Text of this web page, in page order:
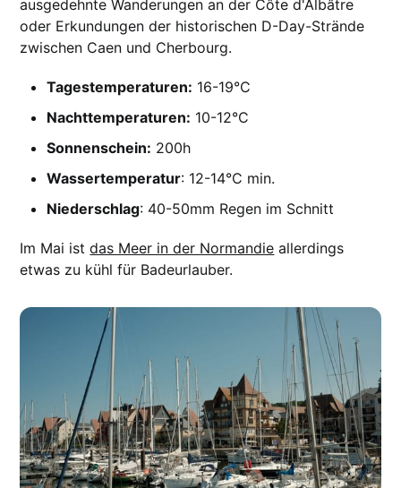
ausgedehnte Wanderungen an der Côte d'Albâtre
oder Erkundungen der historischen D-Day-Strände
zwischen Caen und Cherbourg.
Tagestemperaturen: 16-19°C
Nachttemperaturen: 10-12°C
Sonnenschein: 200h
Wassertemperatur: 12-14°C min.
Niederschlag: 40-50mm Regen im Schnitt
Im Mai istdas Meer in der Normandie allerdings
etwas zu kühl für Badeurlauber.